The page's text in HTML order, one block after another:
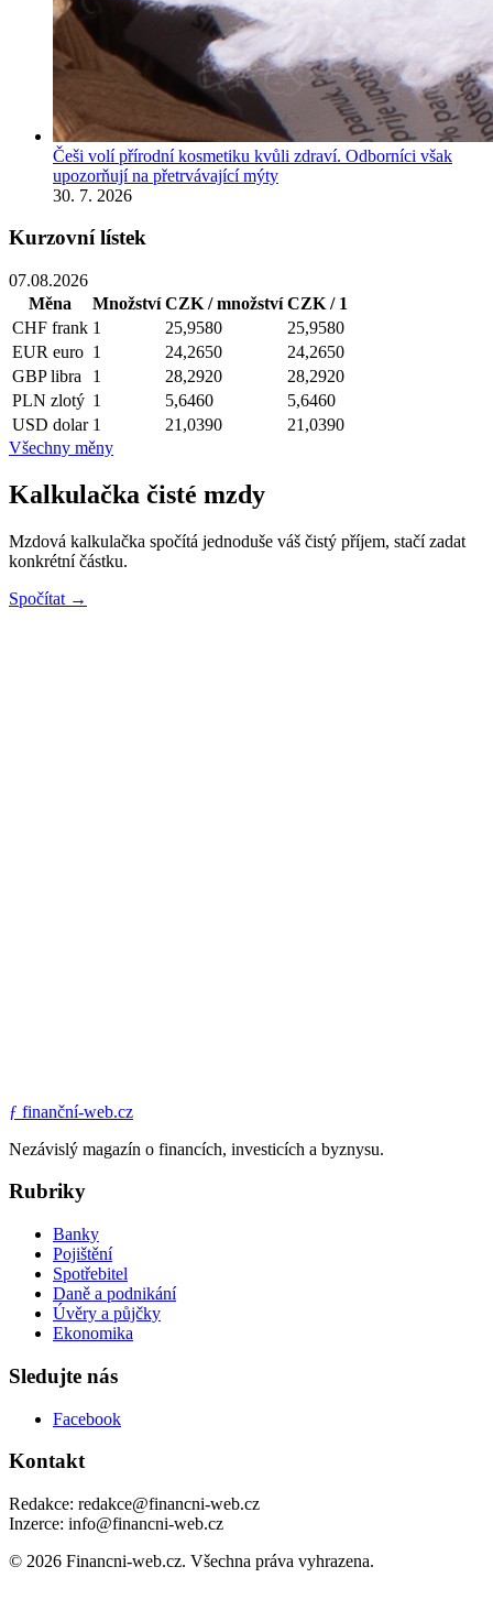
Češi volí přírodní kosmetiku kvůli zdraví. Odborníci však
upozorňují na přetrvávající mýty
30. 7. 2026
Kurzovní lístek
07.08.2026
Měna
Množství CZK / množství CZK / 1
CHF frank 1 25,9580
25,9580
EUR euro 1 24,2650
24,2650
GBP libra 1 28,2920
28,2920
PLN zlotý 1 5,6460
5,6460
USD dolar 1 21,0390
21,0390
Všechny měny
Kalkulačka čisté mzdy
Mzdová kalkulačka spočítá jednoduše váš čistý příjem, stačí zadat
konkrétní částku.
Spočítat →
ƒ finanční-web.cz
Nezávislý magazín o financích, investicích a byznysu.
Rubriky
Banky
Pojištění
Spotřebitel
Daně a podnikání
Úvěry a půjčky
Ekonomika
Sledujte nás
Facebook
Kontakt
Redakce: redakce@financni-web.cz
Inzerce: info@financni-web.cz
© 2026 Financni-web.cz. Všechna práva vyhrazena.